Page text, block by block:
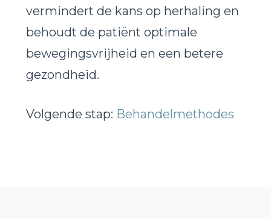
vermindert de kans op herhaling en
behoudt de patiënt optimale
bewegingsvrijheid en een betere
gezondheid.
Volgende stap: Behandelmethodes